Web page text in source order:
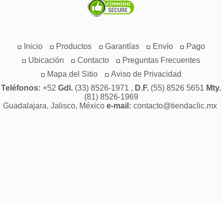
Inicio Productos Garantías Envío
Pago
Ubicación
Contacto
Preguntas Frecuentes
Mapa del Sitio
Aviso de Privacidad
Teléfonos: +52 Gdl. (33) 8526-1971 , D.F. (55) 8526 5651 Mty.
(81) 8526-1969
Guadalajara, Jalisco, México e-mail: contacto@tiendaclic.mx